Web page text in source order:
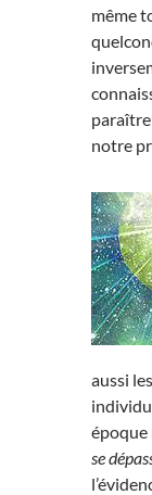
même
notre
aussi
époque
se